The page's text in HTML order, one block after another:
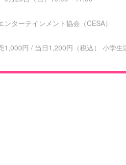
ターテインメント協会（CESA）
1,000円 / 当日1,200円（税込） 小学生